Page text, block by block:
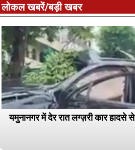
लोकल खबरें/बड़ी खबर
यमुनानगर में देर रात लग्ज़री कार हादसे